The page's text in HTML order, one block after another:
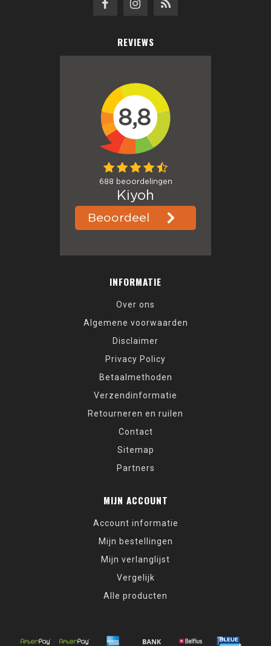
REVIEWS
INFORMATIE
Over ons
Algemene voorwaarden
Disclaimer
Privacy Policy
Betaalmethoden
Verzendinformatie
Retourneren en ruilen
Contact
Sitemap
Partners
MIJN ACCOUNT
Account informatie
Mijn bestellingen
Mijn verlanglijst
Vergelijk
Alle producten